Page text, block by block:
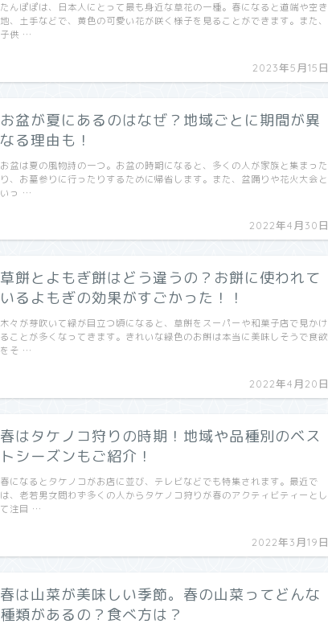
2023年5月15日
たんぽぽは、日本人にとって最も身近な草花の一種。春になると道端や空き
地、土手などで、黄色の可愛い花が咲く様子を見ることができます。また、
子供 …
お盆が夏にあるのはなぜ？地域ごとに期間が異
なる理由も！
2022年4月30日
お盆は夏の風物詩の一つ。お盆の時期になると、多くの人が家族と集まった
り、お墓参りに行ったりするために帰省します。また、盆踊りや花火大会と
いっ …
草餅とよもぎ餅はどう違うの？お餅に使われて
いるよもぎの効果がすごかった！！
2022年4月20日
木々が芽吹いて緑が目立つ頃になると、草餅をスーパーや和菓子店で見かけ
ることが多くなってきます。きれいな緑色のお餅は本当に美味しそうで食欲
をそ …
春はタケノコ狩りの時期！地域や品種別のベス
トシーズンもご紹介！
2022年3月19日
春になるとタケノコがお店に並び、テレビなどでも特集されます。最近で
は、老若男女問わず多くの人からタケノコ狩りが春のアクティビティーとし
て注目 …
春は山菜が美味しい季節。春の山菜ってどんな
種類があるの？食べ方は？